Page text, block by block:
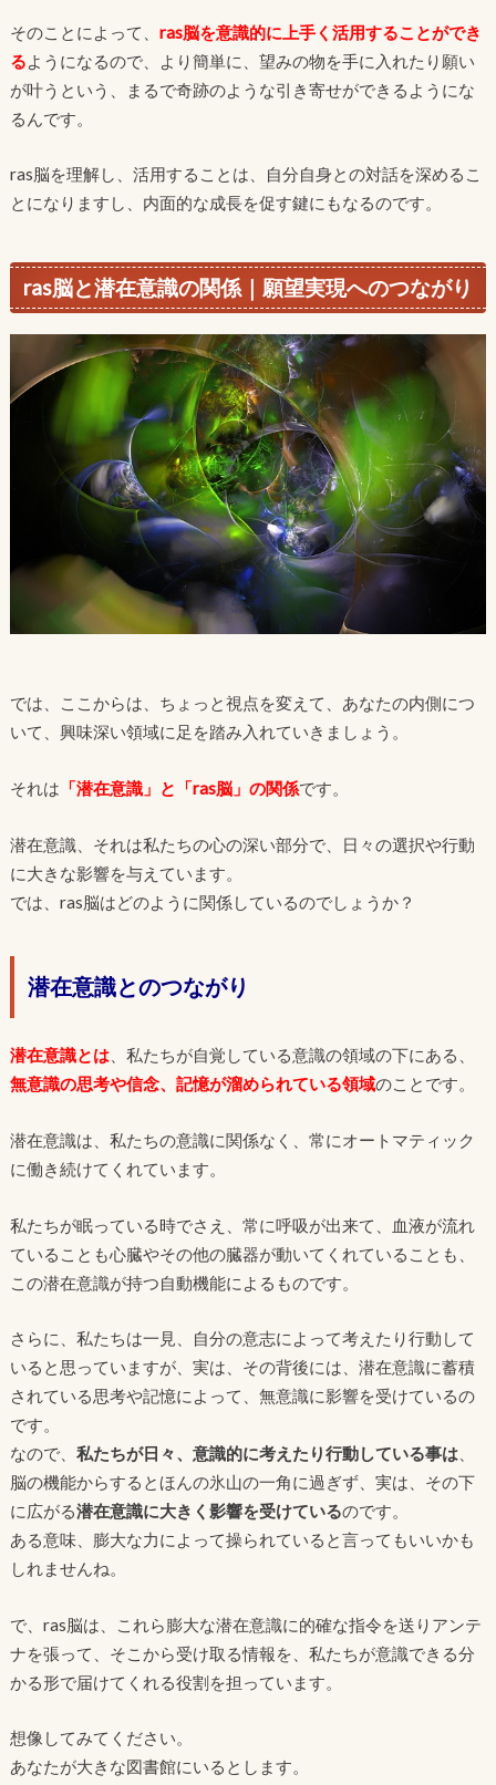
そのことによって、 ras脳を意識的に上手く活用することができ
るようになるので、より簡単に、望みの物を手に入れたり願い
が叶うという、まるで奇跡のような引き寄せができるようにな
るんです。
ras脳を理解し、活用することは、自分自身との対話を深めるこ
とになりますし、内面的な成長を促す鍵にもなるのです。
ras脳と潜在意識の関係｜願望実現へのつながり
では、ここからは、ちょっと視点を変えて、あなたの内側につ
いて、興味深い領域に足を踏み入れていきましょう。
それは 「潜在意識」と「ras脳」の関係です。
潜在意識、それは私たちの心の深い部分で、日々の選択や行動
に大きな影響を与えています。
では、ras脳はどのように関係しているのでしょうか？
潜在意識とのつながり
潜在意識とは、私たちが自覚している意識の領域の下にある、
無意識の思考や信念、記憶が溜められている領域のことです。
潜在意識は、私たちの意識に関係なく、常にオートマティック
に働き続けてくれています。
私たちが眠っている時でさえ、常に呼吸が出来て、血液が流れ
ていることも心臓やその他の臓器が動いてくれていることも、
この潜在意識が持つ自動機能によるものです。
さらに、私たちは一見、自分の意志によって考えたり行動して
いると思っていますが、実は、その背後には、潜在意識に蓄積
されている思考や記憶によって、無意識に影響を受けているの
です。
なので、 私たちが日々、意識的に考えたり行動している事は、
脳の機能からするとほんの氷山の一角に過ぎず、実は、その下
に広がる潜在意識に大きく影響を受けているのです。
ある意味、膨大な力によって操られていると言ってもいいかも
しれませんね。
で、ras脳は、これら膨大な潜在意識に的確な指令を送りアンテ
ナを張って、そこから受け取る情報を、私たちが意識できる分
かる形で届けてくれる役割を担っています。
想像してみてください。
あなたが大きな図書館にいるとします。